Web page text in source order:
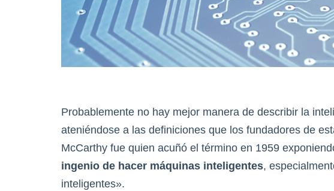
Probablemente no hay mejor manera de describir la
ateniéndose a las definiciones que los fundadores de
McCarthy fue quien acuñó el término en 1959
ingenio de hacer máquinas inteligentes,
inteligentes».